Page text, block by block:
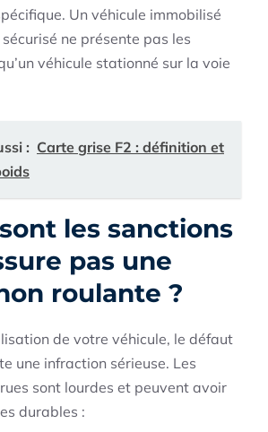
Un véhicule immobilisé
ne présente pas les
véhicule stationné sur la voie
: Carte grise F2 : définition et
les sanctions
pas une
roulante ?
de votre véhicule, le défaut
une infraction sérieuse. Les
sont lourdes et peuvent avoir
durables :